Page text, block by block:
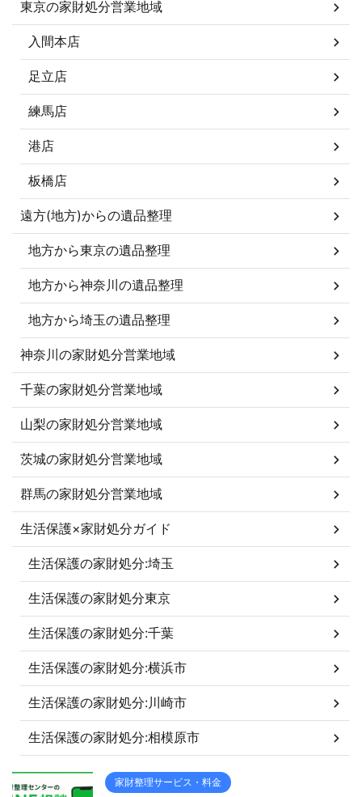
東京の家財処分営業地域
入間本店
足立店
練馬店
港店
板橋店
遠方(地方)からの遺品整理
地方から東京の遺品整理
地方から神奈川の遺品整理
地方から埼玉の遺品整理
神奈川の家財処分営業地域
千葉の家財処分営業地域
山梨の家財処分営業地域
茨城の家財処分営業地域
群馬の家財処分営業地域
生活保護×家財処分ガイド
生活保護の家財処分:埼玉
生活保護の家財処分東京
生活保護の家財処分:千葉
生活保護の家財処分:横浜市
生活保護の家財処分:川崎市
生活保護の家財処分:相模原市
家財整理サービス・料金